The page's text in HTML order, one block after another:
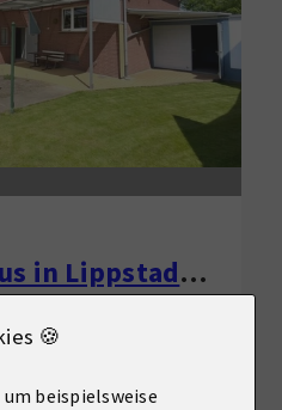
Einfamilienhaus in Lippstadt zu verkaufen!
6
🍪
beispielsweise